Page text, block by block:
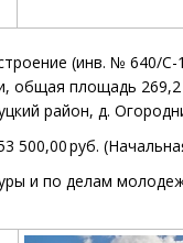
(инв. № 640/С-
общая площадь 269,2
район, д.
500,00 руб. (
и по делам